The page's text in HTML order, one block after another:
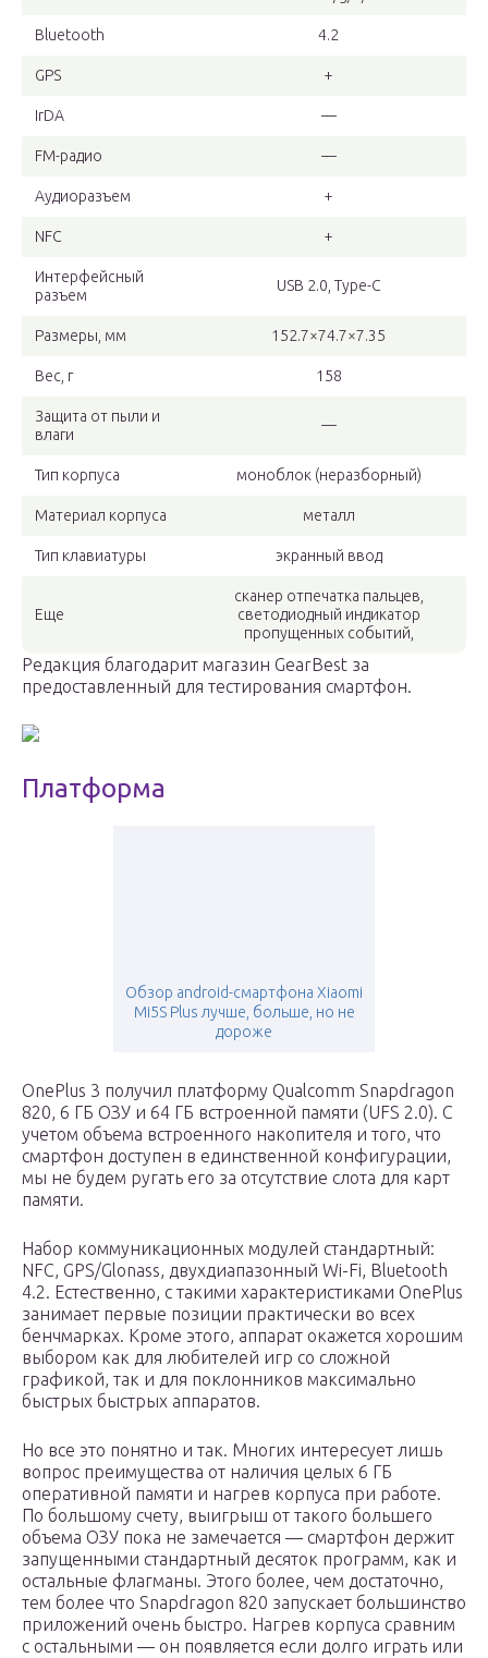
Bluetooth 4.2
GPS +
IrDA —
FM-радио —
Аудиоразъем +
NFC +
Интерфейсный
разъем
USB 2.0, Type-C
Размеры, мм 152.7×74.7×7.35
Вес, г 158
Защита от пыли и
влаги
—
Тип корпуса моноблок (неразборный)
Материал корпуса металл
Тип клавиатуры экранный ввод
Еще
сканер отпечатка пальцев,
светодиодный индикатор
пропущенных событий,
Редакция благодарит магазин GearBest за
предоставленный для тестирования смартфон.
Платформа
Обзор android-смартфона Xiaomi
Mi5S Plus лучше, больше, но не
дороже
OnePlus 3 получил платформу Qualcomm Snapdragon
820, 6 ГБ ОЗУ и 64 ГБ встроенной памяти (UFS 2.0). С
учетом объема встроенного накопителя и того, что
смартфон доступен в единственной конфигурации,
мы не будем ругать его за отсутствие слота для карт
памяти.
Набор коммуникационных модулей стандартный:
NFC, GPS/Glonass, двухдиапазонный Wi-Fi, Bluetooth
4.2. Естественно, с такими характеристиками OnePlus
занимает первые позиции практически во всех
бенчмарках. Кроме этого, аппарат окажется хорошим
выбором как для любителей игр со сложной
графикой, так и для поклонников максимально
быстрых быстрых аппаратов.
Но все это понятно и так. Многих интересует лишь
вопрос преимущества от наличия целых 6 ГБ
оперативной памяти и нагрев корпуса при работе.
По большому счету, выигрыш от такого большего
объема ОЗУ пока не замечается — смартфон держит
запущенными стандартный десяток программ, как и
остальные флагманы. Этого более, чем достаточно,
тем более что Snapdragon 820 запускает большинство
приложений очень быстро. Нагрев корпуса сравним
с остальными — он появляется если долго играть или